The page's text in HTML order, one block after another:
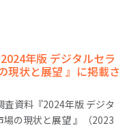
年版 デジタルセラ
現状と展望 』に掲載さ
資料『2024年版 デジタ
の現状と展望 』（2023